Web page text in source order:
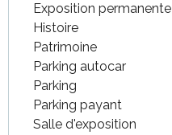
Exposition permanente
Histoire
Patrimoine
Parking autocar
Parking
Parking payant
Salle d'exposition